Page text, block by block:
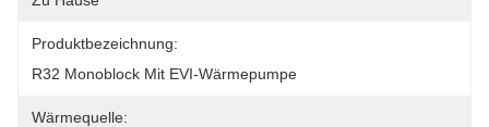
Produktbezeichnung:
R32 Monoblock Mit EVI-Wärmepumpe
Wärmequelle: